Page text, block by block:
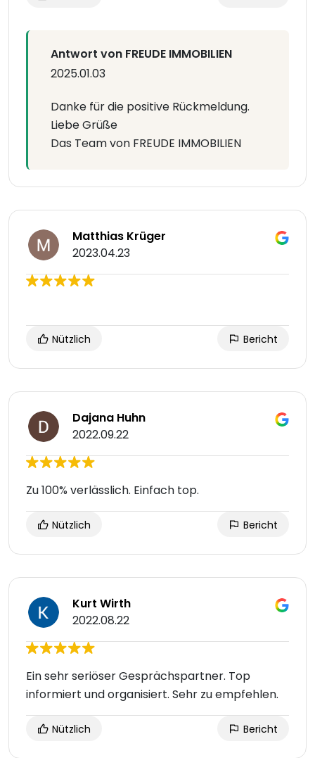
Antwort von FREUDE IMMOBILIEN
2025.01.03
Danke für die positive Rückmeldung.
Liebe Grüße
Das Team von FREUDE IMMOBILIEN
Matthias Krüger
2023.04.23
Nützlich Bericht
Dajana Huhn
2022.09.22
Zu 100% verlässlich. Einfach top.
Nützlich Bericht
Kurt Wirth
2022.08.22
Ein sehr seriöser Gesprächspartner. Top
informiert und organisiert. Sehr zu empfehlen.
Nützlich Bericht